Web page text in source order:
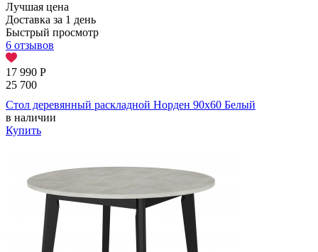
Лучшая цена
Доставка за 1 день
Быстрый просмотр
6 отзывов
17 990 Р
25 700
Стол деревянный раскладной Норден 90х60 Белый
в наличии
Купить